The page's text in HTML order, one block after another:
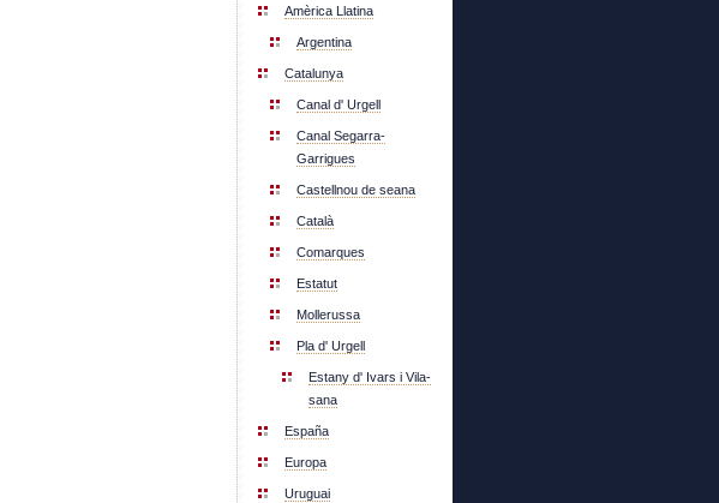
Amèrica Llatina
Argentina
Catalunya
Canal d' Urgell
Canal Segarra-
Garrigues
Castellnou de seana
Català
Comarques
Estatut
Mollerussa
Pla d' Urgell
Estany d' Ivars i Vila-
sana
España
Europa
Uruguai